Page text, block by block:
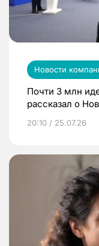
Новости
Почти 3 млн
рассказал о
20:10 / 25.07.26